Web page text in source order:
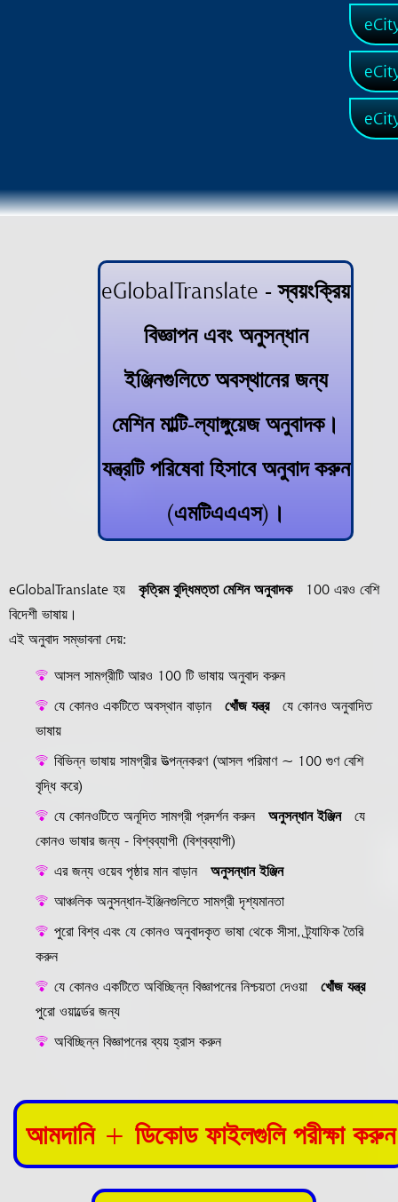
eGlobalTranslate - স্বয়ংক্রিয়
বিজ্ঞাপন এবং অনুসন্ধান
ইঞ্জিনগুলিতে অবস্থানের জন্য
মেশিন মাল্টি-ল্যাঙ্গুয়েজ অনুবাদক।
যন্ত্রটি পরিষেবা হিসাবে অনুবাদ করুন
(এমটিএএএস)।
eGlobalTranslate হয় কৃত্রিম বুদ্ধিমত্তা মেশিন অনুবাদক
100 এরও বেশি
বিদেশী ভাষায়।
এই অনুবাদ সম্ভাবনা দেয়:
আসল সামগ্রীটি আরও 100 টি ভাষায় অনুবাদ করুন
যে কোনও একটিতে অবস্থান বাড়ান
খোঁজ যন্ত্র
যে কোনও অনুবাদিত
ভাষায়
বিভিন্ন ভাষায় সামগ্রীর উত্পন্নকরণ (আসল পরিমাণ ~ 100 গুণ বেশি
বৃদ্ধি করে)
যে কোনওটিতে অনূদিত সামগ্রী প্রদর্শন করুন
অনুসন্ধান ইঞ্জিন
যে
কোনও ভাষার জন্য - বিশ্বব্যাপী (বিশ্বব্যাপী)
এর জন্য ওয়েব পৃষ্ঠার মান বাড়ান
অনুসন্ধান ইঞ্জিন
আঞ্চলিক অনুসন্ধান-ইঞ্জিনগুলিতে সামগ্রী দৃশ্যমানতা
পুরো বিশ্ব এবং যে কোনও অনুবাদকৃত ভাষা থেকে সীসা, ট্র্যাফিক তৈরি
করুন
যে কোনও একটিতে অবিচ্ছিন্ন বিজ্ঞাপনের নিশ্চয়তা দেওয়া
খোঁজ যন্ত্র
পুরো ওয়ার্ল্ডের জন্য
অবিচ্ছিন্ন বিজ্ঞাপনের ব্যয় হ্রাস করুন
আমদানি + ডিকোড ফাইলগুলি পরীক্ষা করুন